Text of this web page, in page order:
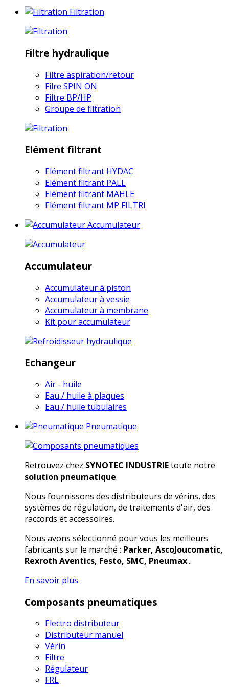
Filtration
Filtre hydraulique
Filtre aspiration/retour
Filre SPIN ON
Filtre BP/HP
Groupe de filtration
Elément filtrant
Elément filtrant HYDAC
Elément filtrant PALL
Elément filtrant MAHLE
Elément filtrant MP FILTRI
Accumulateur
Accumulateur
Accumulateur à piston
Accumulateur à vessie
Accumulateur à membrane
Kit pour accumulateur
Echangeur
Air - huile
Eau / huile à plaques
Eau / huile tubulaires
Pneumatique
Retrouvez chez SYNOTEC INDUSTRIEtoute notre
solution pneumatique.
Nous fournissons des distributeurs de vérins, des
systèmes de régulation, de traitements d'air, des
raccords et accessoires.
Nous avons sélectionné pour vous les meilleurs
fabricants sur le marché : Parker, AscoJoucomatic,
Rexroth Aventics, Festo, SMC, Pneumax...
En savoir plus
Composants pneumatiques
Electro distributeur
Distributeur manuel
Vérin
Filtre
Régulateur
FRL